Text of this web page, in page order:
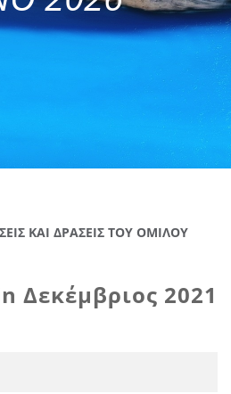
ΚΑΙ ΔΡΑΣΕΙΣ ΤΟΥ ΟΜΙΛΟΥ
Δεκέμβριος 2021